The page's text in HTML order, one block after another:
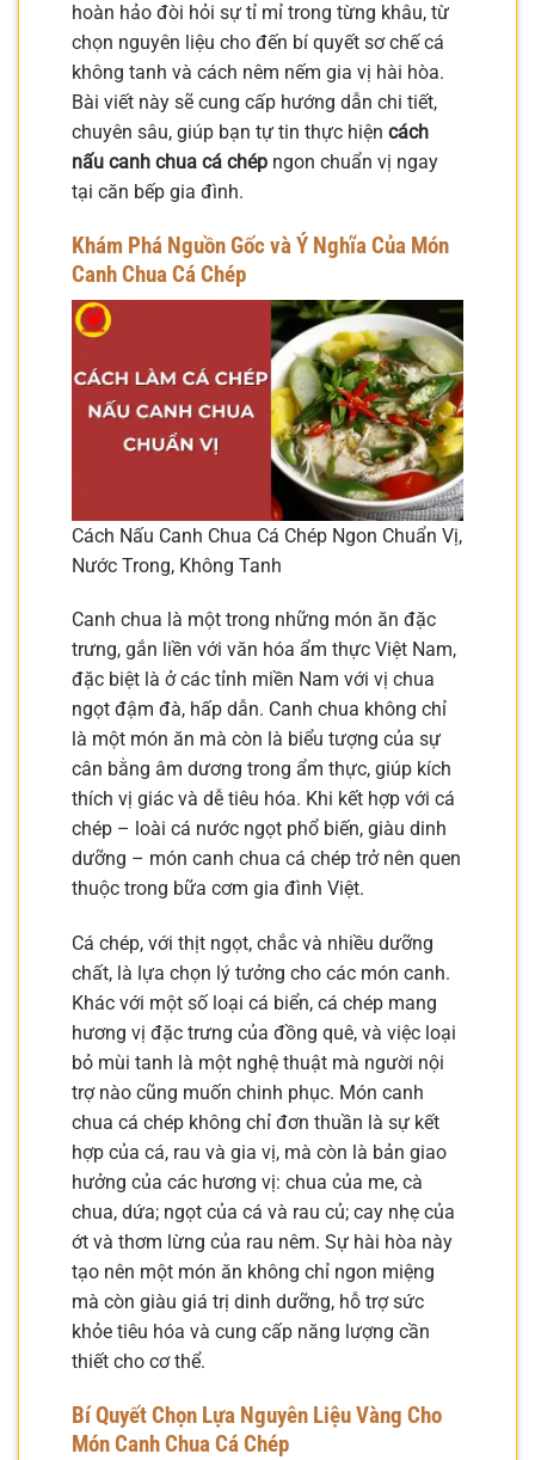
hoàn hảo đòi hỏi sự tỉ mỉ trong từng khâu, từ
chọn nguyên liệu cho đến bí quyết sơ chế cá
không tanh và cách nêm nếm gia vị hài hòa.
Bài viết này sẽ cung cấp hướng dẫn chi tiết,
chuyên sâu, giúp bạn tự tin thực hiện cách
nấu canh chua cá chép ngon chuẩn vị ngay
tại căn bếp gia đình.
Khám Phá Nguồn Gốc và Ý Nghĩa Của Món
Canh Chua Cá Chép
Cách Nấu Canh Chua Cá Chép Ngon Chuẩn Vị,
Nước Trong, Không Tanh
Canh chua là một trong những món ăn đặc
trưng, gắn liền với văn hóa ẩm thực Việt Nam,
đặc biệt là ở các tỉnh miền Nam với vị chua
ngọt đậm đà, hấp dẫn. Canh chua không chỉ
là một món ăn mà còn là biểu tượng của sự
cân bằng âm dương trong ẩm thực, giúp kích
thích vị giác và dễ tiêu hóa. Khi kết hợp với cá
chép – loài cá nước ngọt phổ biến, giàu dinh
dưỡng – món canh chua cá chép trở nên quen
thuộc trong bữa cơm gia đình Việt.
Cá chép, với thịt ngọt, chắc và nhiều dưỡng
chất, là lựa chọn lý tưởng cho các món canh.
Khác với một số loại cá biển, cá chép mang
hương vị đặc trưng của đồng quê, và việc loại
bỏ mùi tanh là một nghệ thuật mà người nội
trợ nào cũng muốn chinh phục. Món canh
chua cá chép không chỉ đơn thuần là sự kết
hợp của cá, rau và gia vị, mà còn là bản giao
hưởng của các hương vị: chua của me, cà
chua, dứa; ngọt của cá và rau củ; cay nhẹ của
ớt và thơm lừng của rau nêm. Sự hài hòa này
tạo nên một món ăn không chỉ ngon miệng
mà còn giàu giá trị dinh dưỡng, hỗ trợ sức
khỏe tiêu hóa và cung cấp năng lượng cần
thiết cho cơ thể.
Bí Quyết Chọn Lựa Nguyên Liệu Vàng Cho
Món Canh Chua Cá Chép